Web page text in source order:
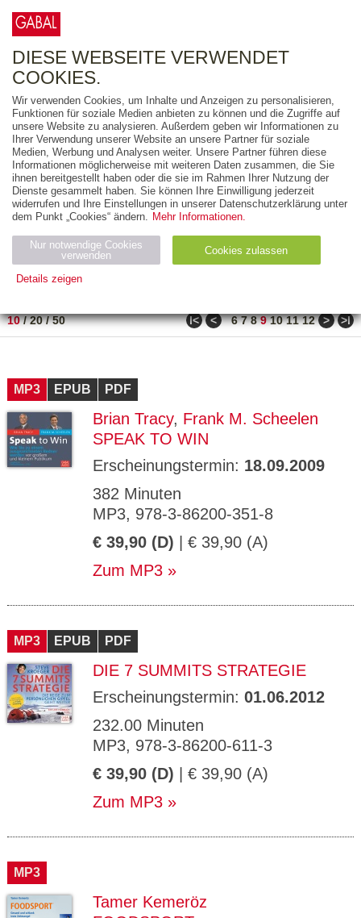
FREITEXT
AUSGABEART
AUS DER REIHE
ZUM THEMA
Neuerscheinung
Bestseller
PREIS
10/20/50 ǀ< < 6 7 8 9 10 11 12 > >ǀ
MP3 EPUB PDF
Brian Tracy, Frank M. Scheelen
SPEAK TO WIN
Erscheinungstermin: 18.09.2009
382 Minuten
MP3, 978-3-86200-351-8
€ 39,90 (D) | € 39,90 (A)
Zum MP3
MP3 EPUB PDF
DIE 7 SUMMITS STRATEGIE
Erscheinungstermin: 01.06.2012
232.00 Minuten
MP3, 978-3-86200-611-3
€ 39,90 (D) | € 39,90 (A)
Zum MP3
MP3
Tamer Kemeröz
DIESE WEBSEITE VERWENDET
COOKIES.
Wir verwenden Cookies, um Inhalte und Anzeigen zu personalisieren,
Funktionen für soziale Medien anbieten zu können und die Zugriffe auf
unsere Website zu analysieren. Außerdem geben wir Informationen zu
Ihrer Verwendung unserer Website an unsere Partner für soziale
Medien, Werbung und Analysen weiter. Unsere Partner führen diese
Informationen möglicherweise mit weiteren Daten zusammen, die Sie
ihnen bereitgestellt haben oder die sie im Rahmen Ihrer Nutzung der
Dienste gesammelt haben. Sie können Ihre Einwilligung jederzeit
widerrufen und Ihre Einstellungen in unserer Datenschutzerklärung unter
dem Punkt „Cookies“ ändern. Mehr Informationen.
Nur notwendige Cookies
verwenden
Cookies zulassen
Details zeigen
Name Zweck
Ty
ESSION
_ID
verlag.
de
Session verwendet
GV_CO
OKIES
gabal-
verlag.
Speichert den Zustimmungsstatus des
Benutzers für Cookies auf der aktuellen
Domäne.
90